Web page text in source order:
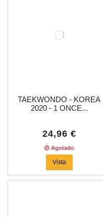
TAEKWONDO - KOREA
2020 - 1 ONCE...
24,96 €
Agotado
Vista